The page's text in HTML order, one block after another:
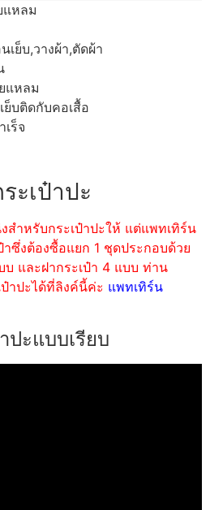
แหลม
เย็บ,วางผ้า,ตัดผ้า
แหลม
ย็บติดกับคอเสื้อ
ร็จ
ะเป๋าปะ
สำหรับกระเป๋าปะให้ แต่แพทเทิร์น
าซึ่งต้องซื้อแยก 1 ชุดประกอบด้วย
บ และฝากระเป๋า 4 แบบ ท่าน
าปะได้ที่ลิงค์นี้ค่ะ แพทเทิร์น
ปะแบบเรียบ